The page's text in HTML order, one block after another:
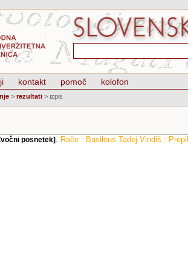
kontakt pomoč kolofon
> rezultati > izpis
posnetek] . Rače : Basileus Tadej Vindiš :